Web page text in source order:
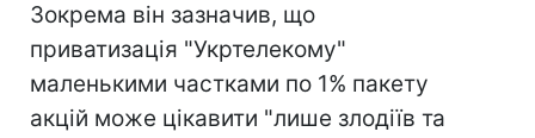
Зокрема він зазначив, що
приватизація "Укртелекому"
маленькими частками по 1% пакету
акцій може цікавити "лише злодіїв та